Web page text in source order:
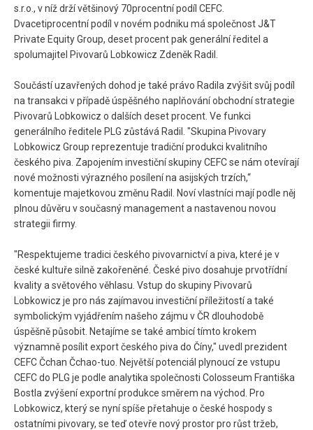
s.r.o., v níž drží většinový 70procentní podíl CEFC.
Dvacetiprocentní podíl v novém podniku má společnost J&T
Private Equity Group, deset procent pak generální ředitel a
spolumajitel Pivovarů Lobkowicz Zdeněk Radil.
Součástí uzavřených dohod je také právo Radila zvýšit svůj podíl
na transakci v případě úspěšného naplňování obchodní strategie
Pivovarů Lobkowicz o dalších deset procent. Ve funkci
generálního ředitele PLG zůstává Radil. "Skupina Pivovary
Lobkowicz Group reprezentuje tradiční produkci kvalitního
českého piva. Zapojením investiční skupiny CEFC se nám otevírají
nové možnosti výrazného posílení na asijských trzích,“
komentuje majetkovou změnu Radil. Noví vlastníci mají podle něj
plnou důvěru v současný management a nastavenou novou
strategii firmy.
"Respektujeme tradici českého pivovarnictví a piva, které je v
české kultuře silně zakořeněné. České pivo dosahuje prvotřídní
kvality a světového věhlasu. Vstup do skupiny Pivovarů
Lobkowicz je pro nás zajímavou investiční příležitostí a také
symbolickým vyjádřením našeho zájmu v ČR dlouhodobě
úspěšně působit. Netajíme se také ambicí tímto krokem
významně posílit export českého piva do Číny," uvedl prezident
CEFC Čchan Čchao-tuo. Největší potenciál plynoucí ze vstupu
CEFC do PLG je podle analytika společnosti Colosseum Františka
Bostla zvýšení exportní produkce směrem na východ. Pro
Lobkowicz, který se nyní spíše přetahuje o české hospody s
ostatními pivovary, se teď otevře nový prostor pro růst tržeb,